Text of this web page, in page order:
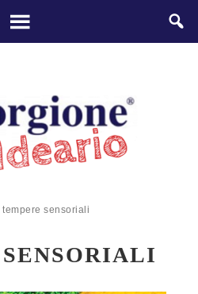
sensoriali